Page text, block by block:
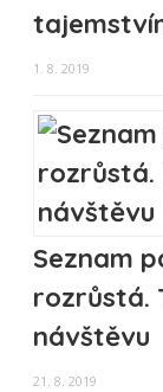
1. 8. 2019
Seznam
rozrůstá.
návštěvu
21. 8. 2019